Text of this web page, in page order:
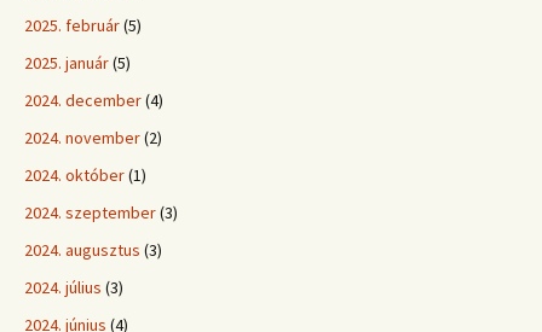
2025. február(5)
2025. január(5)
2024. december(4)
2024. november(2)
2024. október(1)
2024. szeptember(3)
2024. augusztus (3)
2024. július (3)
2024. június (4)